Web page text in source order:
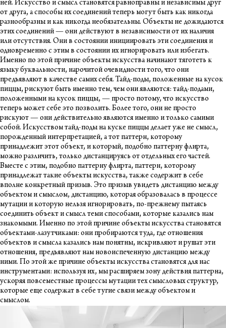
ней. Искусство и смысл становятся равноправны и независимы друг
от друга, а способы их соединений теперь могут быть как никогда
разнообразны и как никогда необязательны. Объекты не дожидаются
этих соединений — они действуют в независимости от их наличия
или отсутствия. Они в состоянии инициировать эти соединения и
одновременно с этим в состоянии их игнорировать или избегать.
Именно по этой причине объекты искусства начинают тяготеть к
языку буквальности, нарочитой очевидности того, что они
предъявляют в качестве самих себя. Тайд-поды, положенные на кусок
пиццы, рискуют быть именно тем, чем они являются: тайд-подами,
положенными на кусок пиццы, — просто потому, что искусство
теперь может себе это позволить. Более того, они не просто
рискуют — они действительно являются именно и только самими
собой. Искусством тайд-поды на куске пиццы делает уже не смысл,
порожденный интерпретацией, а тот паттерн, которому
принадлежит этот объект, и который, подобно паттерну флирта,
можно различить, только дистанцируясь от отдельных его частей.
Вместе с этим, подобно паттерну флирта, паттерн, которому
принадлежат такие объекты искусства, также содержит в себе
вполне конкретный призыв. Это призыв увидеть дистанцию между
объектом и смыслом, дистанцию, которая образовалась в процессе
мутации и которую нельзя игнорировать, по-прежнему пытаясь
соединить объект и смысл теми способами, которые казались нам
знакомыми. Именно по этой причине объекты искусства становятся
объектами-лазутчиками: они пробираются туда, где отношения
объектов и смысла казались нам понятны, искривляют и рушат эти
отношения, предъявляют нам новоиспеченную дистанцию между
ними. По этой же причине объекты искусства становятся для нас
инструментами: используя их, мы расширяем зону действия паттерна,
ускоряя повсеместные процессы мутации тех смысловых структур,
которые еще содержат в себе тугие связи между объектом и
смыслом.